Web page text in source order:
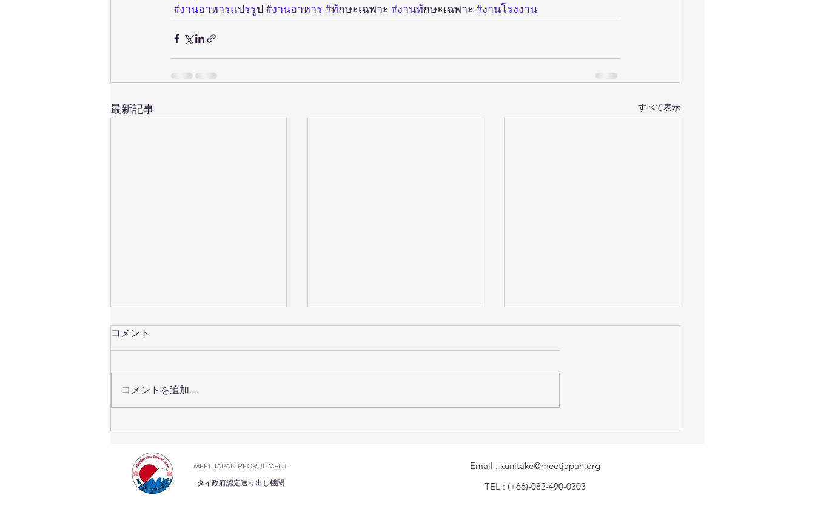
#งานอาหารแปรรูป #งานอาหาร #ทักษะเฉพาะ #งานทักษะเฉพาะ #งานโรงงาน
最新記事 すべて表示
เปิดรับสมัครสอบวัดระดับภาษา
วันนี้!
技能実習生の家庭訪問を行い
สำนักงานแรงงานในประเทศ
ฉุกเฉินของแรงงานไทยที่ได้รับ
ผลกระทบจากแผ่นดินไหว
コメント
コメントを追加…
MEET JAPAN RECRUITMENT
タイ政府認定送り出し機関
Email : kunitake@meetjapan.org
TEL : (+66)-082-490-0303